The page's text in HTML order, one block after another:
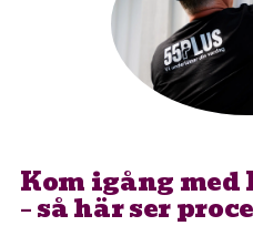
Kom igång med
– så här ser